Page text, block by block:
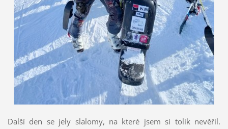
Další den se jely slalomy, na které jsem si tolik nevěřil.